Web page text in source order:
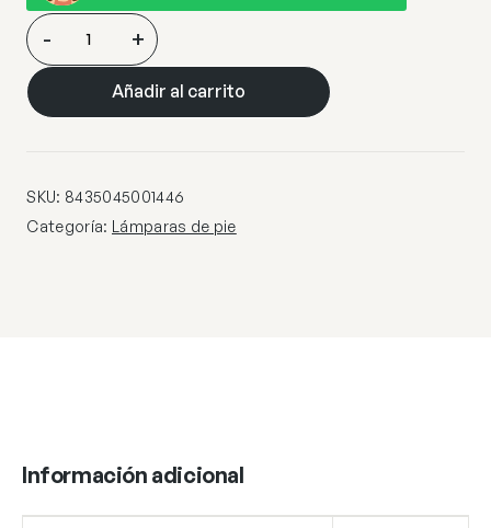
PIE
SALON
VIRGIL
TOSTADO
40W
E-
- +
Añadir al carrito
SKU: 8435045001446
Categoría: Lámparas de pie
Información adicional